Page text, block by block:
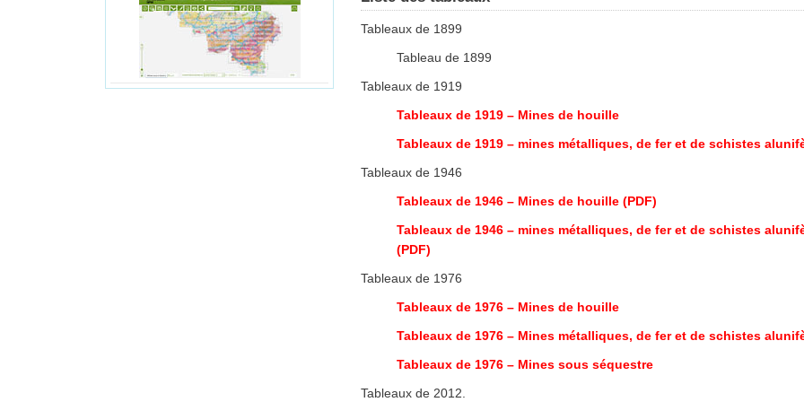
Tableaux de 1899
Tableau de 1899
Tableaux de 1919
Tableaux de 1919 – Mines de houille
Tableaux de 1919 – mines métalliques, de fer et de schistes
Tableaux de 1946
Tableaux de 1946 – Mines de houille (PDF)
Tableaux de 1946 – mines métalliques, de fer et de schistes
(PDF)
Tableaux de 1976
Tableaux de 1976 – Mines de houille
Tableaux de 1976 – Mines métalliques, de fer et de schistes
Tableaux de 1976 – Mines sous séquestre
Tableaux de 2012.